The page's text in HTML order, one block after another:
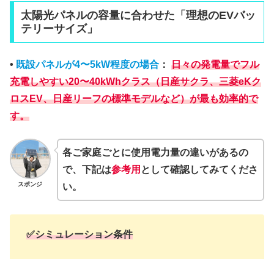
太陽光パネルの容量に合わせた「理想のEVバッ
テリーサイズ」
• 既設パネルが4〜5kW程度の場合 ： 日々の発電量でフル
充電しやすい20〜40kWhクラス（日産サクラ、三菱eKク
ロスEV、日産リーフの標準モデルなど）が最も効率的で
す。
スポンジ
各ご家庭ごとに使用電力量の違いがあるの
で、下記は参考用 として確認してみてくださ
い。
✅シミュレーション条件